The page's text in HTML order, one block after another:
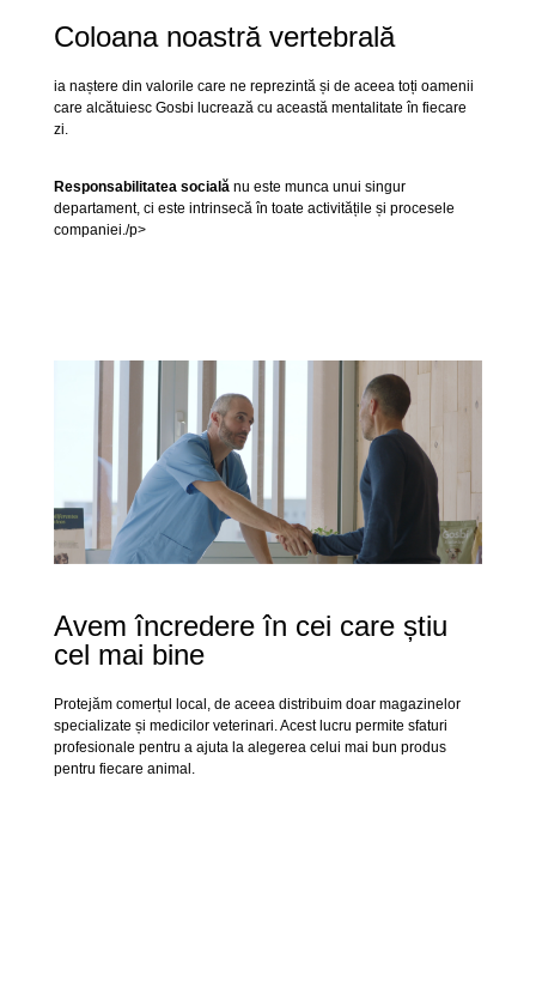
Coloana noastră vertebrală
ia naștere din valorile care ne reprezintă și de aceea toți oamenii
care alcătuiesc Gosbi lucrează cu această mentalitate în fiecare
zi.
Responsabilitatea socială nu este munca unui singur
departament, ci este intrinsecă în toate activitățile și procesele
companiei./p>
Avem încredere în cei care știu
cel mai bine
Protejăm comerțul local, de aceea distribuim doar magazinelor
specializate și medicilor veterinari. Acest lucru permite sfaturi
profesionale pentru a ajuta la alegerea celui mai bun produs
pentru fiecare animal.